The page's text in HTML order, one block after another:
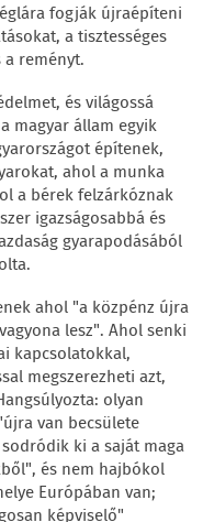
fogják újraépíteni
a tisztességes
reményt.
és világossá
magyar állam egyik
építenek,
ahol a munka
a bérek felzárkóznak
igazságosabbá és
gyarapodásából
ahol "a közpénz újra
lesz". Ahol senki
kapcsolatokkal,
megszerezheti azt,
olyan
van becsülete
ki a saját maga
és nem hajbókol
Európában van;
képviselő"